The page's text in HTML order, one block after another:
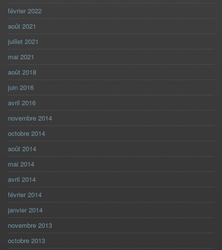
février 2022
août 2021
juillet 2021
mai 2021
août 2018
juin 2016
avril 2016
novembre 2014
octobre 2014
août 2014
mai 2014
avril 2014
février 2014
janvier 2014
novembre 2013
octobre 2013